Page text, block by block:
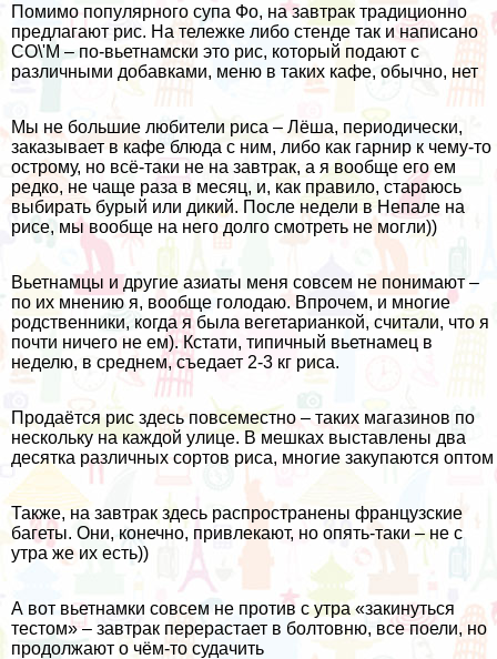
Помимо популярного супа Фо, на завтрак традиционно
предлагают рис. На тележке либо стенде так и написано
CO\'M – по-вьетнамски это рис, который подают с
различными добавками, меню в таких кафе, обычно, нет
Мы не большие любители риса – Лёша, периодически,
заказывает в кафе блюда с ним, либо как гарнир к чему-то
острому, но всё-таки не на завтрак, а я вообще его ем
редко, не чаще раза в месяц, и, как правило, стараюсь
выбирать бурый или дикий. После недели в Непале на
рисе, мы вообще на него долго смотреть не могли))
Вьетнамцы и другие азиаты меня совсем не понимают –
по их мнению я, вообще голодаю. Впрочем, и многие
родственники, когда я была вегетарианкой, считали, что я
почти ничего не ем). Кстати, типичный вьетнамец в
неделю, в среднем, съедает 2-3 кг риса.
Продаётся рис здесь повсеместно – таких магазинов по
нескольку на каждой улице. В мешках выставлены два
десятка различных сортов риса, многие закупаются оптом
Также, на завтрак здесь распространены французские
багеты. Они, конечно, привлекают, но опять-таки – не с
утра же их есть))
А вот вьетнамки совсем не против с утра «закинуться
тестом» – завтрак перерастает в болтовню, все поели, но
продолжают о чём-то судачить